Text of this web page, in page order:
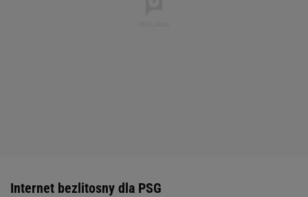
Internet bezlitosny dla PSG